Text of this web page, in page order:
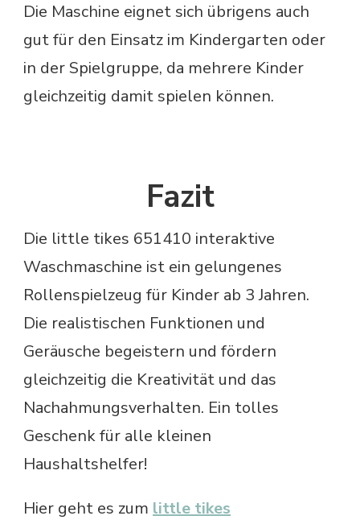
Die Maschine eignet sich übrigens auch
gut für den Einsatz im Kindergarten oder
in der Spielgruppe, da mehrere Kinder
gleichzeitig damit spielen können.
Fazit
Die little tikes 651410 interaktive
Waschmaschine ist ein gelungenes
Rollenspielzeug für Kinder ab 3 Jahren.
Die realistischen Funktionen und
Geräusche begeistern und fördern
gleichzeitig die Kreativität und das
Nachahmungsverhalten. Ein tolles
Geschenk für alle kleinen
Haushaltshelfer!
Hier geht es zum little tikes